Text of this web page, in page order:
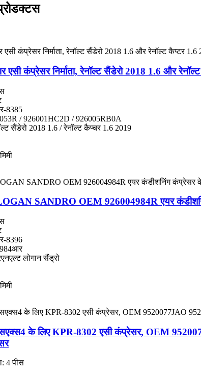
एसी कंप्रेसर निर्माता, रेनॉल्ट सैंडेरो 2018 1.6 और
8385
/ 926001HC2D / 926005RB0A
सैंडेरो 2018 1.6 / रेनॉल्ट कैप्चर 1.6 2019
SANDRO OEM 926004984R एयर
8396
लोगान सैंड्रो
के लिए KPR-8302 एसी कंप्रेसर, OEM
4 पीस